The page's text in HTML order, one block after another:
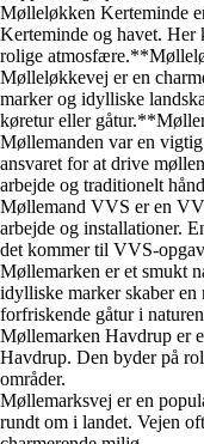
Mølleløkken Kerteminde
Kerteminde og havet. Her
rolige
Mølleløkkevej er en
marker og idylliske
køretur eller
Møllemanden var en
ansvaret for at drive
arbejde og traditionelt
Møllemand VVS er en
arbejde og installationer.
det kommer til VVS-
Møllemarken er et smukt
idylliske marker skaber en
forfriskende gåtur i
Møllemarken Havdrup er
Havdrup. Den byder på
områder.
Møllemarksvej er en
rundt om i landet. Vejen